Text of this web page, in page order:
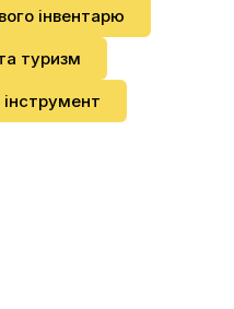
інвентарю
туризм